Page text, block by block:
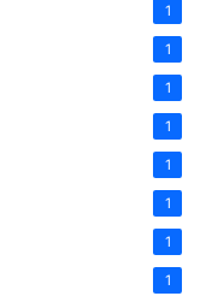
1
1
1
1
1
1
1
1